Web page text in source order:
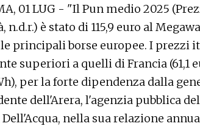
01 LUG - "Il Pun medio 2025
è stato di 115,9 euro al
principali borse europee. I prezzi
superiori a quelli di Francia (61,1
per la forte dipendenza dalla
dell'Arera, l'agenzia pubblica
nella sua relazione